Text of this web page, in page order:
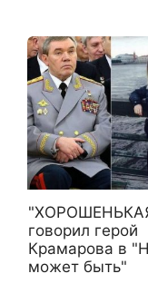
говорил герой
Крамарова в
может быть"